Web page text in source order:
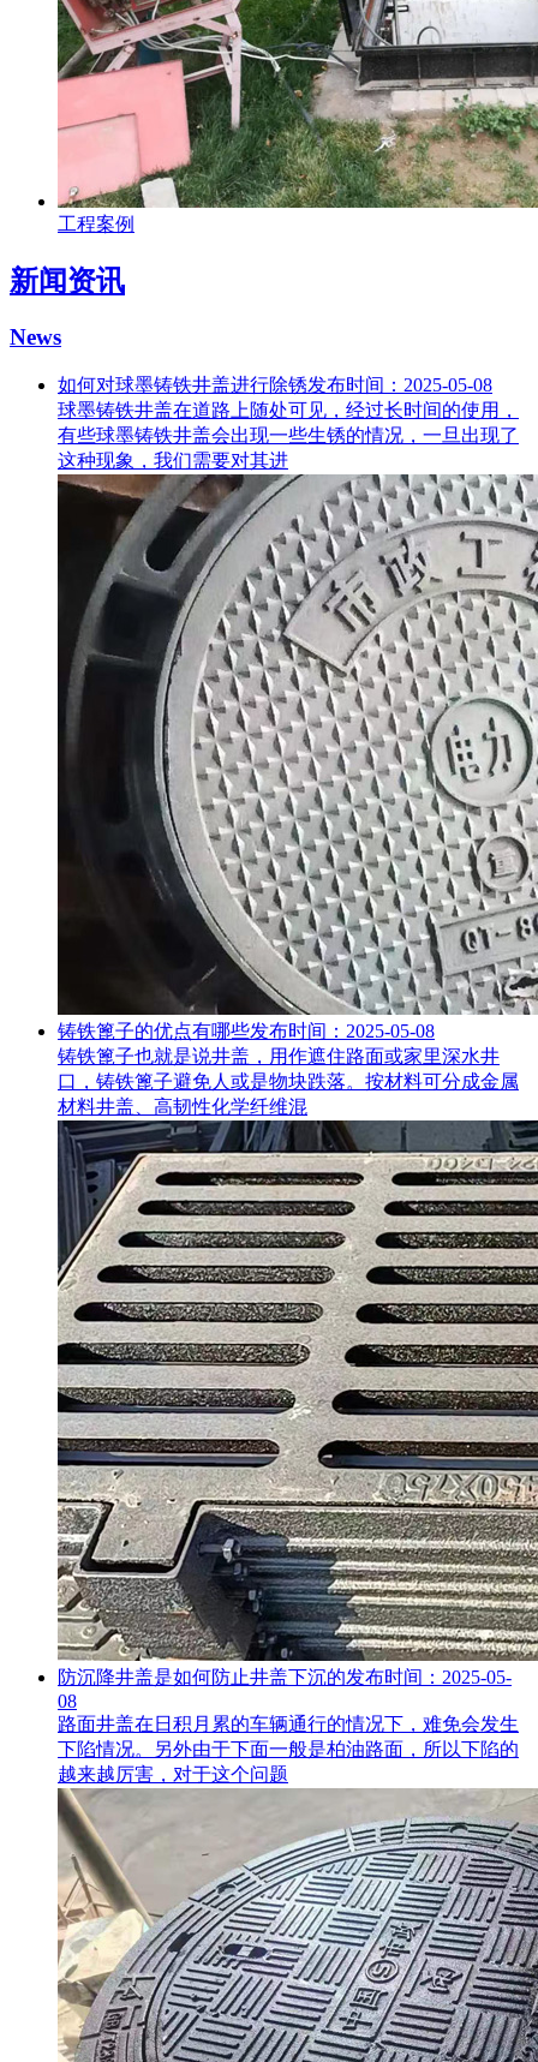
工程案例
新闻资讯
News
如何对球墨铸铁井盖进行除锈发布时间：2025-05-08
球墨铸铁井盖在道路上随处可见，经过长时间的使用，
有些球墨铸铁井盖会出现一些生锈的情况，一旦出现了
这种现象，我们需要对其进
铸铁篦子的优点有哪些发布时间：2025-05-08
铸铁篦子也就是说井盖，用作遮住路面或家里深水井
口，铸铁篦子避免人或是物块跌落。按材料可分成金属
材料井盖、高韧性化学纤维混
防沉降井盖是如何防止井盖下沉的发布时间：2025-05-
08
路面井盖在日积月累的车辆通行的情况下，难免会发生
下陷情况。另外由于下面一般是柏油路面，所以下陷的
越来越厉害，对于这个问题